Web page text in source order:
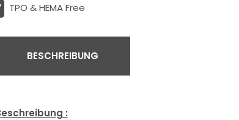
TPO & HEMA Free
BESCHREIBUNG
: